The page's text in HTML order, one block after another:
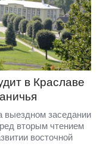
в Краславе
выездном заседании
вторым чтением
восточной